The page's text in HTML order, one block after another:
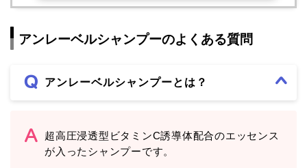
アンレーベルシャンプーのよくある質問
アンレーベルシャンプーとは？
超高圧浸透型ビタミンC誘導体配合のエッセンス
が入ったシャンプーです。